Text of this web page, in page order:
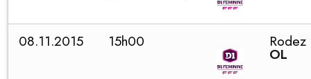
08.11.2015 15h00 Rodez
OL